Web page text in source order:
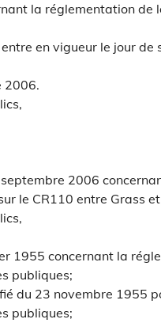
la réglementation de
en vigueur le jour de
2006.
2006
le CR110 entre Grass
1955 concernant la
publiques;
du 23 novembre 1955
publiques;